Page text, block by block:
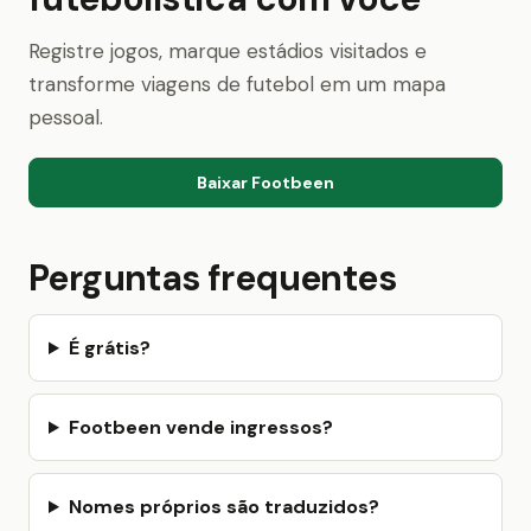
Registre jogos, marque estádios visitados e
transforme viagens de futebol em um mapa
pessoal.
Baixar Footbeen
Perguntas frequentes
É grátis?
Footbeen vende ingressos?
Nomes próprios são traduzidos?